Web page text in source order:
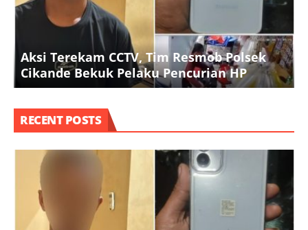
Aksi Terekam CCTV, Tim Resmob Polsek
Cikande Bekuk Pelaku Pencurian HP
RECENT POSTS